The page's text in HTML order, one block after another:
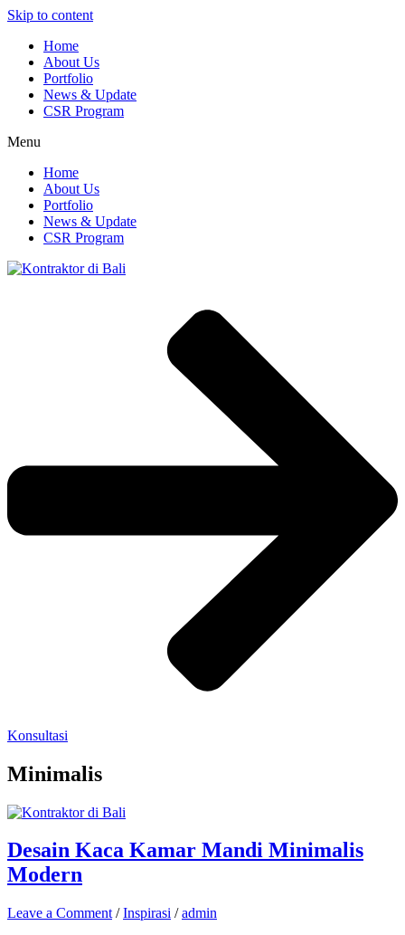
Skip to content
Home
About Us
Portfolio
News & Update
CSR Program
Menu
Home
About Us
Portfolio
News & Update
CSR Program
Konsultasi
Minimalis
Desain Kaca Kamar Mandi Minimalis
Modern
Leave a Comment /Inspirasi /admin